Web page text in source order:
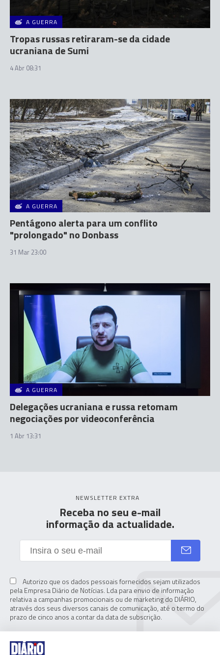
A GUERRA
Tropas russas retiraram-se da cidade
ucraniana de Sumi
4 Abr 08:31
A GUERRA
Pentágono alerta para um conflito
"prolongado" no Donbass
31 Mar 23:00
A GUERRA
Delegações ucraniana e russa retomam
negociações por videoconferência
1 Abr 13:31
NEWSLETTER EXTRA
Receba no seu e-mail
informação da actualidade.
Autorizo que os dados pessoais fornecidos sejam utilizados
pela Empresa Diário de Notícias. Lda para envio de informação
relativa a campanhas promocionais ou de marketing do DIÁRIO,
através dos seus diversos canais de comunicação, até o termo do
prazo de cinco anos a contar da data de subscrição.